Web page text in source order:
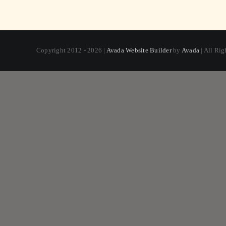
Copyright 2012 - 2026 | Avada Website Builderby Avada| All